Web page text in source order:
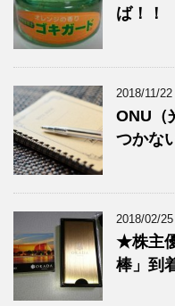
ば！！
2018/11/22
ONU（
つかな
2018/02/25
★株主
棒」到